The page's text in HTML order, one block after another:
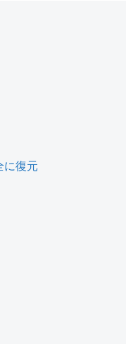
に復元